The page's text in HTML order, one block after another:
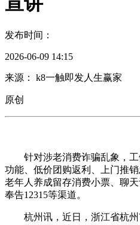
发布时间：
2026-06-09 14:15
来源： k8一触即发人生赢家
原创
针对涉老消费诈骗乱象，工
功能、低价团购返利、上门推
老年人养成留存消费小票、聊
奉告12315等渠道。
杭州讯，近日，浙江省杭州